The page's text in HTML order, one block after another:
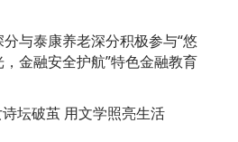
与泰康养老深分积极参与“悠
金融安全护航”特色金融教育
诗坛破茧 用文学照亮生活